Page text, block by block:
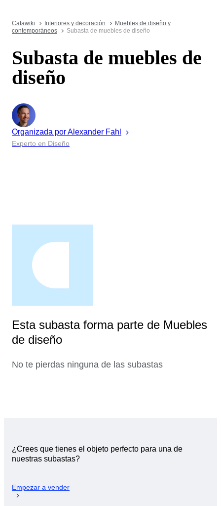
Catawiki Interiores y decoración
Muebles de diseño y
contemporáneos
Subasta de muebles de diseño
Subasta de muebles de
diseño
Organizada porAlexander Fahl
Experto en Diseño
Esta subasta forma parte de Muebles
de diseño
No te pierdas ninguna de las subastas
¿Crees que tienes el objeto perfecto para una de
nuestras subastas?
Empezar a vender